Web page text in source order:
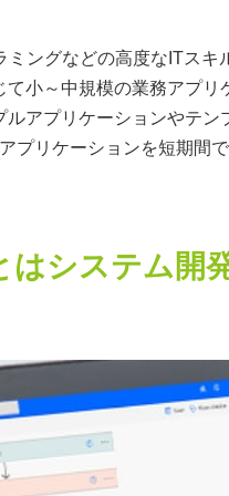
ミングなどの高度なITスキ
て小～中規模の業務アプ
ルアプリケーションやテ
プリケーションを短期間
はシステム開